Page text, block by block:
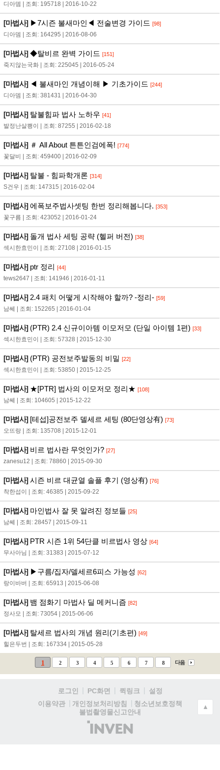
디아뎀 | 조회: 195718 | 2016-10-22
[마법사]▶7시즌 불새마인◀ 전술변경 가이드 [98]
디아뎀 | 조회: 164295 | 2016-08-06
[마법사]◆탈비르 완벽 가이드 [151]
죽지않는국화 | 조회: 225045 | 2016-05-24
[마법사]◀ 불새마인 개념이해 ▶ 기초가이드 [244]
디아뎀 | 조회: 381431 | 2016-04-30
[마법사]탈불힘파 법사 노하우 [41]
발정난살쾡이 | 조회: 87255 | 2016-02-18
[마법사]＃ All About 튼튼인검에폭! [774]
꽃달비 | 조회: 459400 | 2016-02-09
[마법사]탈불 - 힘파학개론 [314]
S건우 | 조회: 147315 | 2016-02-04
[마법사]에폭보주법사셋팅 한번 정리해봅니다. [353]
꽃구름 | 조회: 423052 | 2016-01-24
[마법사]돌개 법사 세팅 공략 (헬퍼 버전) [38]
섹시한효민이 | 조회: 27108 | 2016-01-15
[마법사]ptr 정리 [44]
tews2647 | 조회: 141946 | 2016-01-11
[마법사]2.4 패치 어떻게 시작해야 할까? -정리- [59]
남쎄 | 조회: 152265 | 2016-01-04
[마법사](PTR) 2.4 신규이아템 이모저모 (단일 아이템 1편) [33]
섹시한효민이 | 조회: 57328 | 2015-12-30
[마법사](PTR) 공전보주발동의 비밀 [22]
섹시한효민이 | 조회: 53850 | 2015-12-25
[마법사]★[PTR] 법사의 이모저모 정리★ [108]
남쎄 | 조회: 104605 | 2015-12-22
[마법사][테섭]공전보주 델세르 세팅 (80단영상有) [73]
오뜨랑 | 조회: 135708 | 2015-12-01
[마법사]비르 법사란 무엇인가? [27]
zanesu12 | 조회: 78860 | 2015-09-30
[마법사]시즌 비르 대균열 솔플 후기 (영상有) [76]
착한섭이 | 조회: 46385 | 2015-09-22
[마법사]마인법사 잘 못 알려진 정보들 [25]
남쎄 | 조회: 28457 | 2015-09-11
[마법사]PTR 시즌 1위 54단클 비르법사 영상 [64]
무사아님 | 조회: 31383 | 2015-07-12
[마법사]▶구름/집자/델세르6피스 가능성 [62]
랑이바버 | 조회: 65913 | 2015-06-08
[마법사]뱀 점화기 마법사 딜 메커니즘 [82]
정사모 | 조회: 73054 | 2015-06-06
[마법사]탈세르 법사의 개념 원리(기초편) [49]
힐은두번 | 조회: 167334 | 2015-05-28
1 2 3 4 5 6 7 8 다음
로그인 PC화면 퀵링크
설정
이용약관
개인정보처리방침
청소년보호정책
불법촬영물신고안내
(주)
인
▲